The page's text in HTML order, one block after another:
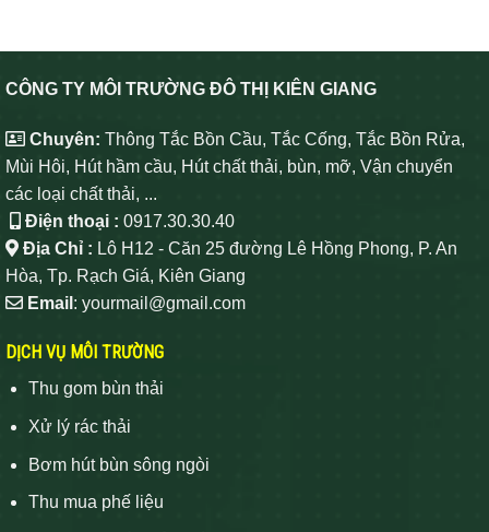
CÔNG TY MÔI TRƯỜNG ĐÔ THỊ KIÊN GIANG
Chuyên: Thông Tắc Bồn Cầu, Tắc Cống, Tắc Bồn Rửa,
Mùi Hôi, Hút hầm cầu, Hút chất thải, bùn, mỡ, Vận chuyển
các loại chất thải, ...
Điện thoại : 0917.30.30.40
Địa Chỉ : Lô H12 - Căn 25 đường Lê Hồng Phong, P. An
Hòa, Tp. Rạch Giá, Kiên Giang
Email : yourmail@gmail.com
DỊCH VỤ MÔI TRƯỜNG
Thu gom bùn thải
Xử lý rác thải
Bơm hút bùn sông ngòi
Thu mua phế liệu